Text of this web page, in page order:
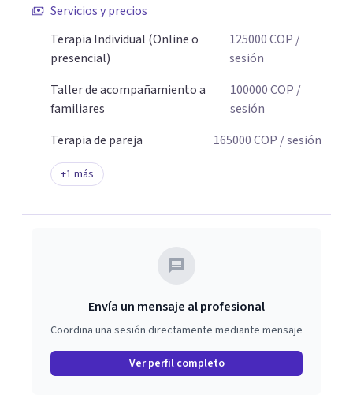
Servicios y precios
Terapia Individual (Online o
presencial)
125000COP /
sesión
Taller de acompañamiento a
familiares
100000COP /
sesión
Terapia de pareja
165000COP / sesión
+1 más
Envía un mensaje al profesional
Coordina una sesión directamente mediante mensaje
Ver perfil completo